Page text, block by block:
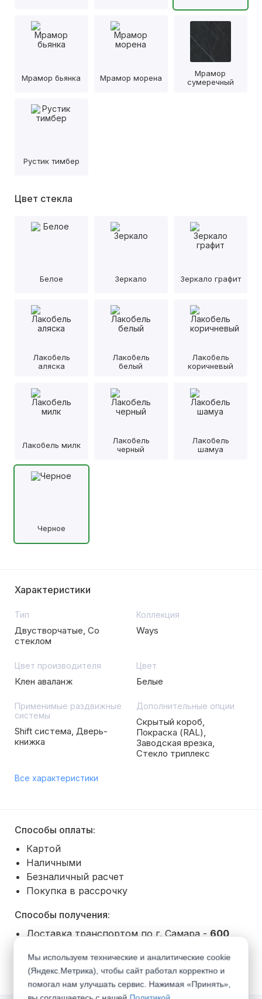
Мрамор бьянка Мрамор морена
Мрамор
сумеречный
Рустик тимбер
Цвет стекла
Белое Зеркало Зеркало графит
Лакобель
аляска
Лакобель
белый
Лакобель
коричневый
Лакобель милк
Лакобель
черный
Лакобель
шамуа
Черное
Характеристики
Тип
Двустворчатые, Со
стеклом
Коллекция
Ways
Цвет производителя
Клен аваланж
Цвет
Белые
Применимые раздвижные
системы
Shift система, Дверь-
книжка
Дополнительные опции
Скрытый короб,
Покраска (RAL),
Заводская врезка,
Стекло триплекс
Все характеристики
Способы оплаты:
Картой
Наличными
Безналичный расчет
Покупка в рассрочку
Способы получения:
Доставка транспортом по г. Самара - 600
Самовывоз со склада
Мы используем технические и аналитические cookie
(Яндекс.Метрика), чтобы сайт работал корректно и
помогал нам улучшать сервис. Нажимая «Принять»,